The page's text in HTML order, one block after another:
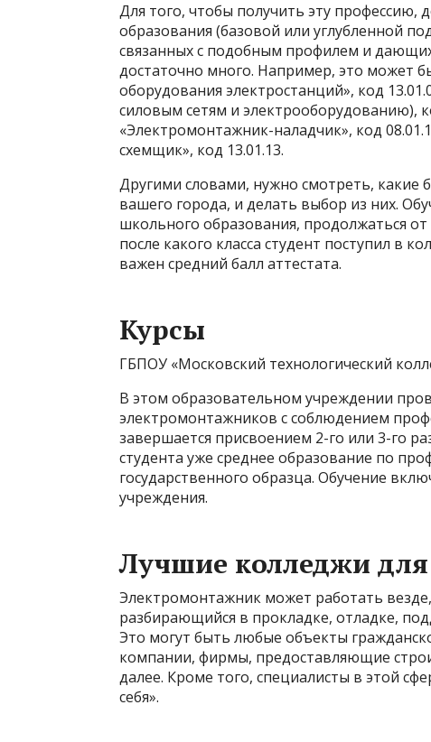
Для того, чтобы получить эту профессию,
образования (базовой или углубленной
связанных с подобным профилем и
достаточно много. Например, это может
оборудования электростанций», код
силовым сетям и электрооборудованию),
«Электромонтажник-наладчик», код
схемщик», код 13.01.13.
Другими словами, нужно смотреть, какие
вашего города, и делать выбор из них.
школьного образования, продолжаться
после какого класса студент поступил в
важен средний балл аттестата.
Курсы
ГБПОУ «Московский технологический
В этом образовательном учреждении
электромонтажников с соблюдением
завершается присвоением 2-го или 3-го
студента уже среднее образование по
государственного образца. Обучение
учреждения.
Лучшие колледжи
Электромонтажник может работать
разбирающийся в прокладке, отладке,
Это могут быть любые объекты
компании, фирмы, предоставляющие
далее. Кроме того, специалисты в этой
себя».